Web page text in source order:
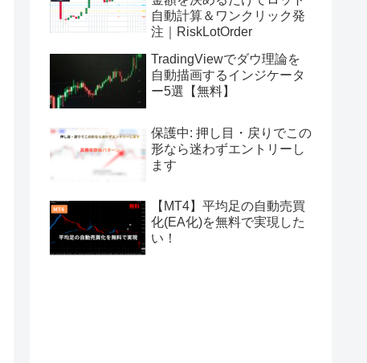
自動計算＆ワンクリック発
注｜RiskLotOrder
TradingViewでダウ理論を
自動描画するインジケータ
ー5選【無料】
保護中: 押し目・戻りでこの
形なら迷わずエントリーし
ます
【MT4】平均足の自動売買
化(EA化)を無料で実現した
い！